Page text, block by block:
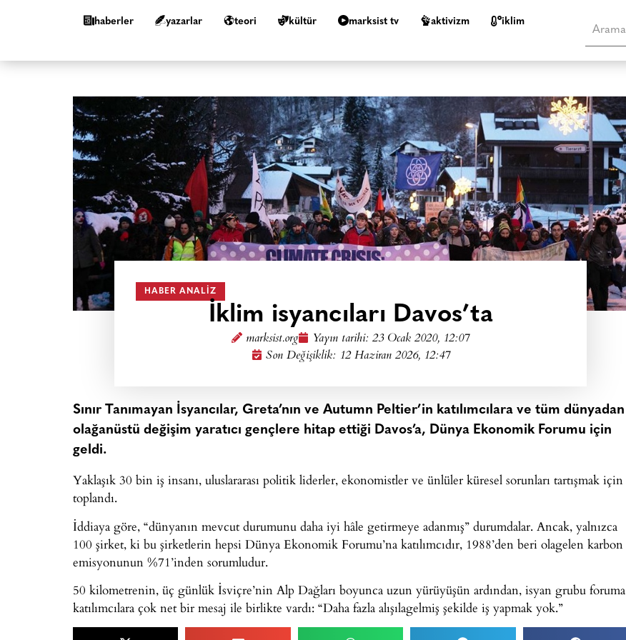
haberler yazarlar teori kültür marksist tv aktivizm i̇klim
HABER ANALIZ
İklim isyancıları Davos’ta
marksist.org Yayın tarihi: 23 Ocak 2020, 12:07
Son Değişiklik: 12 Haziran 2026, 12:47
Sınır Tanımayan İsyancılar, Greta’nın ve Autumn Peltier’in katılımcılara ve tüm dünyadan
olağanüstü değişim yaratıcı gençlere hitap ettiği Davos’a, Dünya Ekonomik Forumu için
geldi.
Yaklaşık 30 bin iş insanı, uluslararası politik liderler, ekonomistler ve ünlüler küresel sorunları tartışmak için
toplandı.
İddiaya göre, “dünyanın mevcut durumunu daha iyi hâle getirmeye adanmış” durumdalar. Ancak, yalnızca
100 şirket, ki bu şirketlerin hepsi Dünya Ekonomik Forumu’na katılımcıdır, 1988’den beri olagelen karbon
emisyonunun %71’inden sorumludur.
50 kilometrenin, üç günlük İsviçre’nin Alp Dağları boyunca uzun yürüyüşün ardından, isyan grubu foruma
katılımcılara çok net bir mesaj ile birlikte vardı: “Daha fazla alışılagelmiş şekilde iş yapmak yok.”